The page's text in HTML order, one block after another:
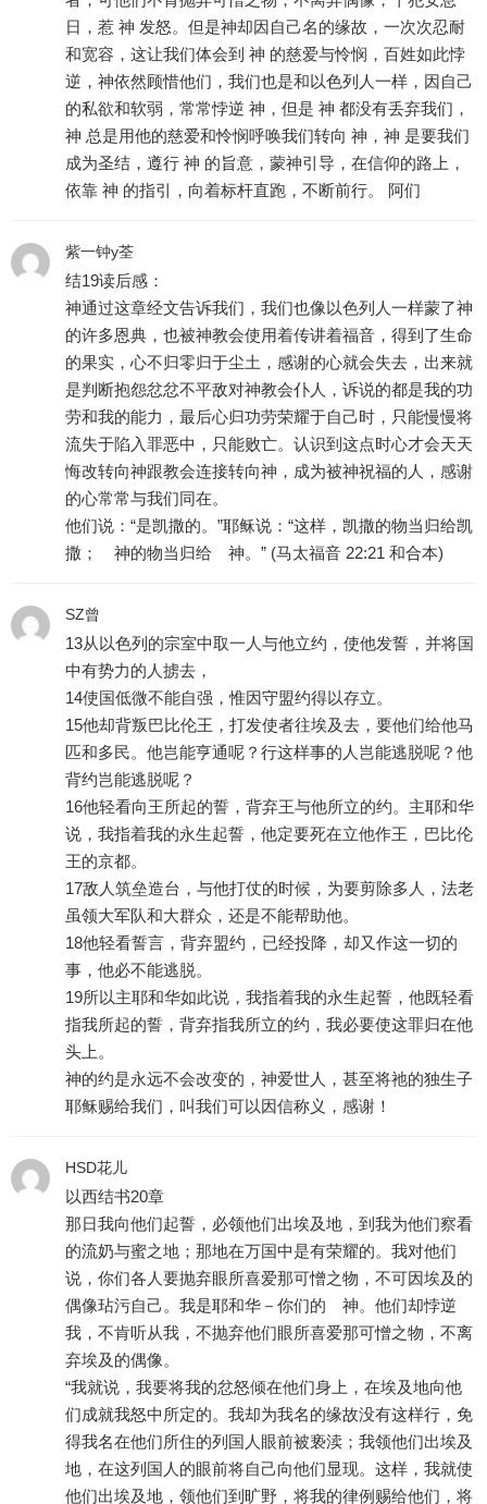
日，惹 神 发怒。但是神却因自己名的缘故，一次次忍耐
和宽容，这让我们体会到 神 的慈爱与怜悯，百姓如此悖
逆，神依然顾惜他们，我们也是和以色列人一样，因自己
的私欲和软弱，常常悖逆 神，但是 神 都没有丢弃我们，
神 总是用他的慈爱和怜悯呼唤我们转向 神，神 是要我们
成为圣结，遵行 神 的旨意，蒙神引导，在信仰的路上，
依靠 神 的指引，向着标杆直跑，不断前行。 阿们
紫一钟y荃
结19读后感：
神通过这章经文告诉我们，我们也像以色列人一样蒙了神
的许多恩典，也被神教会使用着传讲着福音，得到了生命
的果实，心不归零归于尘土，感谢的心就会失去，出来就
是判断抱怨忿忿不平敌对神教会仆人，诉说的都是我的功
劳和我的能力，最后心归功劳荣耀于自己时，只能慢慢将
流失于陷入罪恶中，只能败亡。认识到这点时心才会天天
悔改转向神跟教会连接转向神，成为被神祝福的人，感谢
的心常常与我们同在。
他们说：“是凯撒的。”耶稣说：“这样，凯撒的物当归给凯
撒； 神的物当归给 神。” (马太福音 22:21 和合本)
SZ曾
13从以色列的宗室中取一人与他立约，使他发誓，并将国
中有势力的人掳去，
14使国低微不能自强，惟因守盟约得以存立。
15他却背叛巴比伦王，打发使者往埃及去，要他们给他马
匹和多民。他岂能亨通呢？行这样事的人岂能逃脱呢？他
背约岂能逃脱呢？
16他轻看向王所起的誓，背弃王与他所立的约。主耶和华
说，我指着我的永生起誓，他定要死在立他作王，巴比伦
王的京都。
17敌人筑垒造台，与他打仗的时候，为要剪除多人，法老
虽领大军队和大群众，还是不能帮助他。
18他轻看誓言，背弃盟约，已经投降，却又作这一切的
事，他必不能逃脱。
19所以主耶和华如此说，我指着我的永生起誓，他既轻看
指我所起的誓，背弃指我所立的约，我必要使这罪归在他
头上。
神的约是永远不会改变的，神爱世人，甚至将祂的独生子
耶稣赐给我们，叫我们可以因信称义，感谢！
HSD花儿
以西结书20章
那日我向他们起誓，必领他们出埃及地，到我为他们察看
的流奶与蜜之地；那地在万国中是有荣耀的。我对他们
说，你们各人要抛弃眼所喜爱那可憎之物，不可因埃及的
偶像玷污自己。我是耶和华－你们的 神。他们却悖逆
我，不肯听从我，不抛弃他们眼所喜爱那可憎之物，不离
弃埃及的偶像。
“我就说，我要将我的忿怒倾在他们身上，在埃及地向他
们成就我怒中所定的。我却为我名的缘故没有这样行，免
得我名在他们所住的列国人眼前被亵渎；我领他们出埃及
地，在这列国人的眼前将自己向他们显现。这样，我就使
他们出埃及地，领他们到旷野，将我的律例赐给他们，将